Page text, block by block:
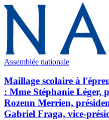
Assemblée nationale
Maillage scolaire à
: Mme Stéphanie Léger,
Rozenn Merrien,
Gabriel Fraga, vice-